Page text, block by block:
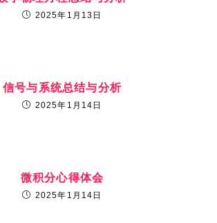
2025年1月13日
信号与系统总结与分析
2025年1月14日
微积分心得体会
2025年1月14日